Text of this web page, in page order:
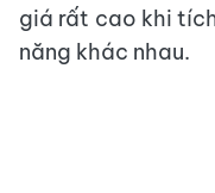
giá rất cao khi
năng khác nhau.